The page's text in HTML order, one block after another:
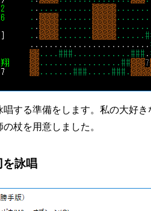
唱する準備をします。私の大好
杖を用意しました。
を詠唱